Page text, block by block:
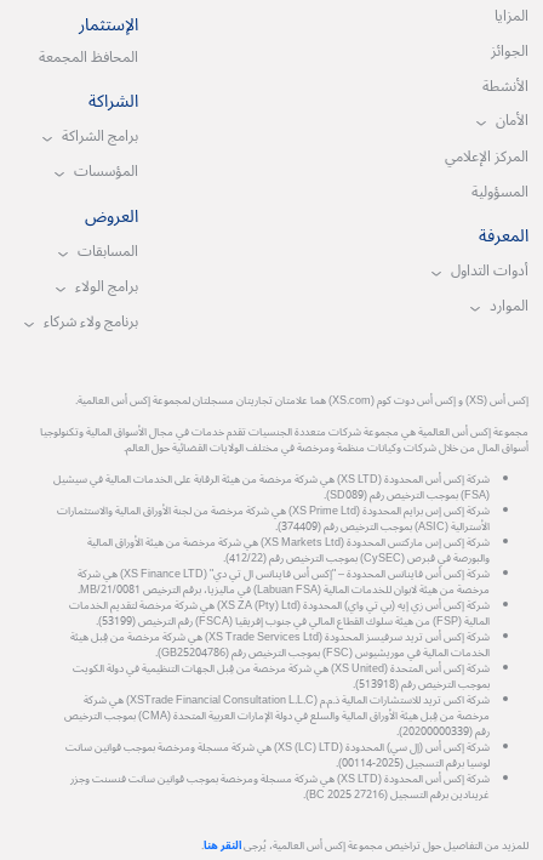
المزايا
الجوائز
الأنشطة
الأمان
المركز الإعلامي
المسؤولية
المعرفة
أدوات التداول
الموارد
الإستثمار
المحافظ المجمعة
الشراكة
برامج الشراكة
المؤسسات
العروض
المسابقات
برامج الولاء
برنامج ولاء شركاء
إكس أس (XS) و إكس أس دوت كوم (XS.com) هما علامتان تجاريتان مسجلتان لمجموعة إكس أس العالمية.
مجموعة إكس أس العالمية هي مجموعة شركات متعددة الجنسيات تقدم خدمات في مجال الأسواق المالية وتكنولوجيا
أسواق المال من خلال شركات وكيانات منظمة ومرخصة في مختلف الولايات القضائية حول العالم.
شركة إكس أس المحدودة (XS LTD) هي شركة مرخصة من هيئة الرقابة على الخدمات المالية في سيشيل
(FSA) بموجب الترخيص رقم (SD089).
شركة إكس إس برايم المحدودة (XS Prime Ltd) هي شركة مرخصة من لجنة الأوراق المالية والاستثمارات
الأسترالية (ASIC) بموجب الترخيص رقم (374409).
شركة إكس إس ماركتس المحدودة (XS Markets Ltd) هي شركة مرخصة من هيئة الأوراق المالية
والبورصة في قبرص (CySEC) بموجب الترخيص رقم (412/22).
شركة إكس أس فاينانس المحدودة – "إكس أس فاينانس ال تي دي" (XS Finance LTD) هي شركة
مرخصة من هيئة لابوان للخدمات المالية (Labuan FSA) في ماليزيا، برقم الترخيص MB/21/0081.
شركة إكس أس زي إيه (بي تي واي) المحدودة (XS ZA (Pty) Ltd) هي شركة مرخصة لتقديم الخدمات
المالية (FSP) من هيئة سلوك القطاع المالي في جنوب إفريقيا (FSCA) رقم الترخيص (53199).
شركة إكس أس تريد سرفيسز المحدودة (XS Trade Services Ltd) هي شركة مرخصة من قِبل هيئة
الخدمات المالية في موريشيوس (FSC) بموجب الترخيص رقم (GB25204786).
شركة إكس أس المتحدة (XS United) هي شركة مرخصة من قِبل الجهات التنظيمية في دولة الكويت
بموجب الترخيص رقم (513918).
شركة اكس تريد للاستشارات المالية ذ.م.م (XSTrade Financial Consultation L.L.C) هي شركة
مرخصة من قِبل هيئة الأوراق المالية والسلع في دولة الإمارات العربية المتحدة (CMA) بموجب الترخيص
رقم (20200000339).
شركة إكس أس (إل سي) المحدودة (XS (LC) LTD) هي شركة مسجلة ومرخصة بموجب قوانين سانت
لوسيا برقم التسجيل (2025-00114).
شركة إكس أس المحدودة (XS LTD) هي شركة مسجلة ومرخصة بموجب قوانين سانت فنسنت وجزر
غرينادين برقم التسجيل (27216 BC 2025).
للمزيد من التفاصيل حول تراخيص مجموعة إكس أس العالمية، يُرجىالنقر هنا.